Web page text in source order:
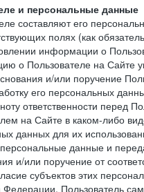
и персональные данные
составляют его
полях (как
информации о
о Пользователе на Сайте
и/или поручение
его персональных
ответственности перед
на Сайте в каком-либо
данных для их
данные и
и/или поручение от
субъектов этих
Федерации. Пользователь